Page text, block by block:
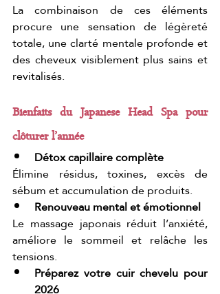
La combinaison de ces éléments
procure une sensation de légèreté
totale, une clarté mentale profonde et
des cheveux visiblement plus sains et
revitalisés.
Bienfaits du Japanese Head Spa pour
clôturer l’année
Détox capillaire complète
Élimine résidus, toxines, excès de
sébum et accumulation de produits.
Renouveau mental et émotionnel
Le massage japonais réduit l’anxiété,
améliore le sommeil et relâche les
tensions.
Préparez votre cuir chevelu pour
2026